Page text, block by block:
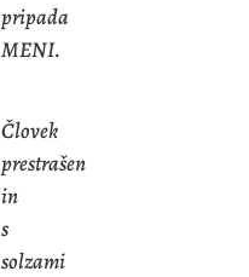
pripada
MENI.
Človek
prestrašen
in
s
solzami